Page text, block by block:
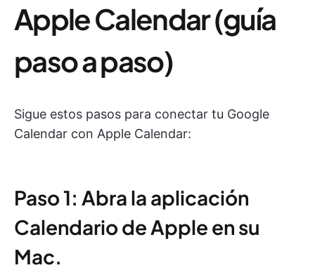
Apple Calendar (guía
paso a paso)
Sigue estos pasos para conectar tu Google
Calendar con Apple Calendar:
Paso 1: Abra la aplicación
Calendario de Apple en su
Mac.